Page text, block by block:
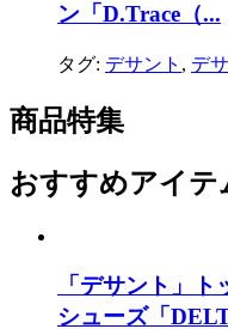
ン「D.Trace（...
タグ: デサント , デ
商品特集
おすすめアイテ
「デサント」
シューズ「